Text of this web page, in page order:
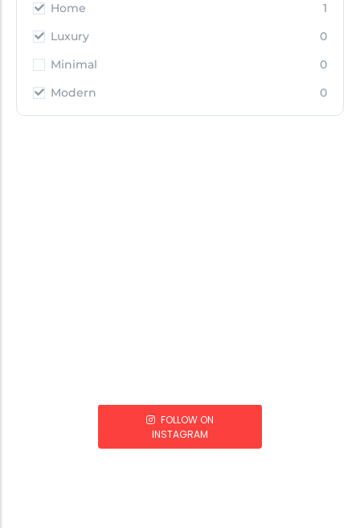
Home
1
Luxury
0
Minimal
0
Modern
0
FOLLOW ON
INSTAGRAM